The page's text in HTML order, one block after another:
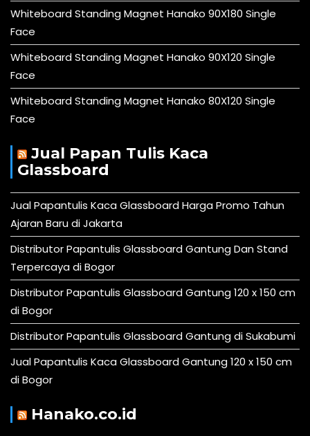
Whiteboard Standing Magnet Hanako 90X180 Single
Face
Whiteboard Standing Magnet Hanako 90X120 Single
Face
Whiteboard Standing Magnet Hanako 80X120 Single
Face
Jual Papan Tulis Kaca
Glassboard
Jual Papantulis Kaca Glassboard Harga Promo Tahun
Ajaran Baru di Jakarta
Distributor Papantulis Glassboard Gantung Dan Stand
Terpercaya di Bogor
Distributor Papantulis Glassboard Gantung 120 x 150 cm
di Bogor
Distributor Papantulis Glassboard Gantung di Sukabumi
Jual Papantulis Kaca Glassboard Gantung 120 x 150 cm
di Bogor
Hanako.co.id